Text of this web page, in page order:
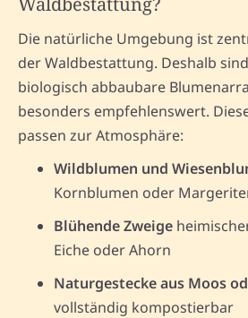
Die natürliche Umgebung ist
der Waldbestattung. Deshalb
biologisch abbaubare
besonders empfehlenswert.
passen zur Atmosphäre:
Wildblumen und
Kornblumen oder
Blühende Zweige
Eiche oder Ahorn
Naturgestecke aus Moos
vollständig kompostierbar